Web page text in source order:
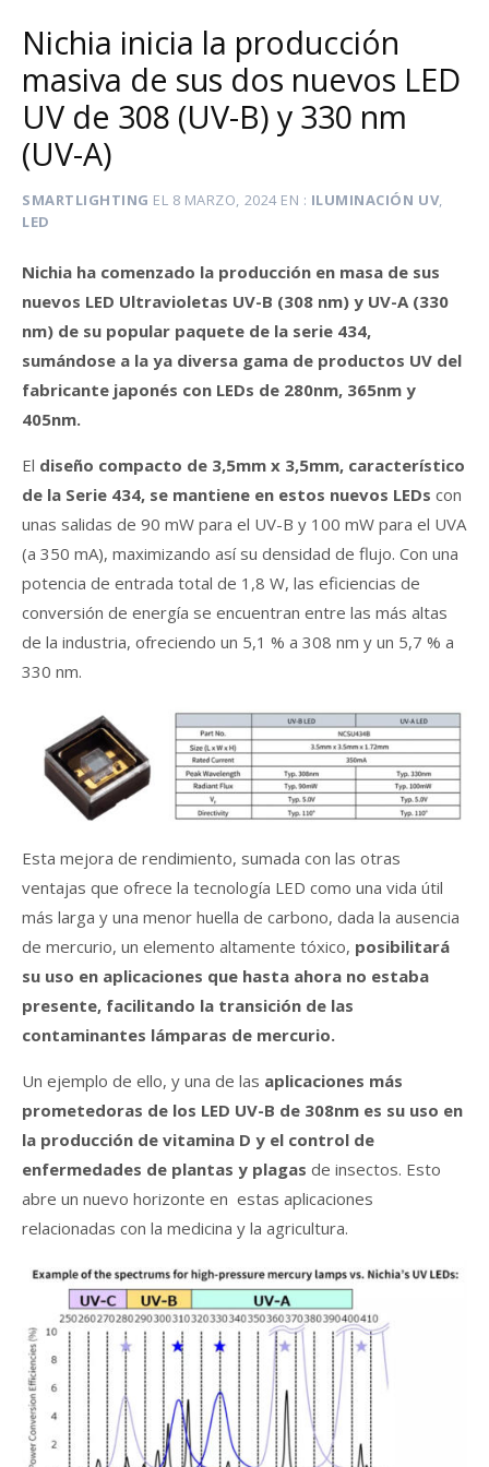
Nichia inicia la producción
masiva de sus dos nuevos LED
UV de 308 (UV-B) y 330 nm
(UV-A)
SMARTLIGHTING EL 8 MARZO, 2024EN ILUMINACIÓN UV,
LED
Nichia ha comenzado la producción en masa de sus
nuevos LED Ultravioletas UV-B (308 nm) y UV-A (330
nm) de su popular paquete de la serie 434,
sumándose a la ya diversa gama de productos UV del
fabricante japonés con LEDs de 280nm, 365nm y
405nm.
El diseño compacto de 3,5mm x 3,5mm, característico
de la Serie 434, se mantiene en estos nuevos LEDs con
unas salidas de 90 mW para el UV-B y 100 mW para el UVA
(a 350 mA), maximizando así su densidad de flujo. Con una
potencia de entrada total de 1,8 W, las eficiencias de
conversión de energía se encuentran entre las más altas
de la industria, ofreciendo un 5,1 % a 308 nm y un 5,7 % a
330 nm.
Esta mejora de rendimiento, sumada con las otras
ventajas que ofrece la tecnología LED como una vida útil
más larga y una menor huella de carbono, dada la ausencia
de mercurio, un elemento altamente tóxico, posibilitará
su uso en aplicaciones que hasta ahora no estaba
presente, facilitando la transición de las
contaminantes lámparas de mercurio.
Un ejemplo de ello, y una de las aplicaciones más
prometedoras de los LED UV-B de 308nm es su uso en
la producción de vitamina D y el control de
enfermedades de plantas y plagas de insectos. Esto
abre un nuevo horizonte en estas aplicaciones
relacionadas con la medicina y la agricultura.